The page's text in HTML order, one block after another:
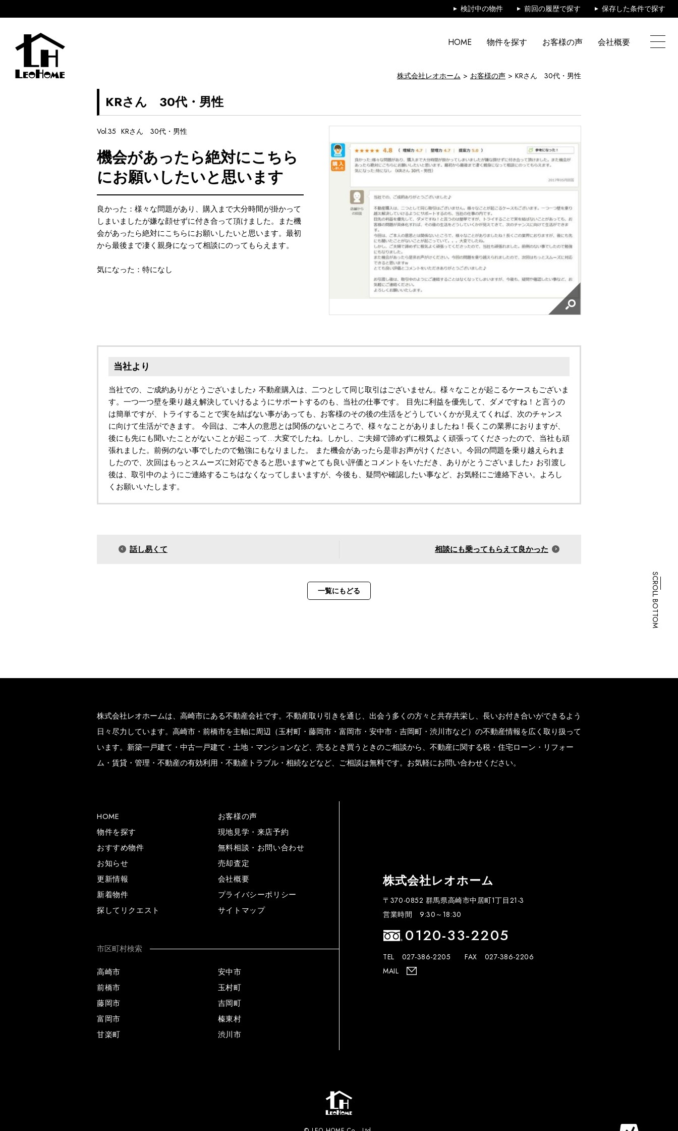
検討中の物件 前回の履歴で探す 保存した条件で探す
HOME 物件を探す お客様の声 会社概要
株式会社レオホーム お客様の声 KRさん 30代・男性
KRさん 30代・男性
Vol.35 KRさん 30代・男性
機会があったら絶対にこちら
にお願いしたいと思います
良かった：様々な問題があり、購入まで大分時間が掛かって
しまいましたが嫌な顔せずに付き合って頂けました。また機
会があったら絶対にこちらにお願いしたいと思います。最初
から最後まで凄く親身になって相談にのってもらえます。
気になった：特になし
当社より
当社での、ご成約ありがとうございました♪ 不動産購入は、二つとして同じ取引はございません。様々なことが起こるケースもございま
す。一つ一つ壁を乗り越え解決していけるようにサポートするのも、当社の仕事です。 目先に利益を優先して、ダメですね！と言うの
は簡単ですが、トライすることで実を結ばない事があっても、お客様のその後の生活をどうしていくかが見えてくれば、次のチャンス
に向けて生活ができます。 今回は、ご本人の意思とは関係のないところで、様々なことがありましたね！長くこの業界におりますが、
後にも先にも聞いたことがないことが起こって…大変でしたね。しかし、ご夫婦で諦めずに根気よく頑張ってくださったので、当社も頑
張れました。前例のない事でしたので勉強にもなりました。 また機会があったら是非お声がけください。今回の問題を乗り越えられま
したので、次回はもっとスムーズに対応できると思いますwとても良い評価とコメントをいただき、ありがとうございました♪ お引渡し
後は、取引中のようにご連絡するこちはなくなってしまいますが、今後も、疑問や確認したい事など、お気軽にご連絡下さい。よろし
くお願いいたします。
話し易くて 相談にも乗ってもらえて良かった
一覧にもどる
株式会社レオホームは、高崎市にある不動産会社です。不動産取り引きを通じ、出会う多くの方々と共存共栄し、長いお付き合いができるよう
日々尽力しています。高崎市・前橋市を主軸に周辺（玉村町・藤岡市・富岡市・安中市・吉岡町・渋川市など）の不動産情報を広く取り扱って
います。新築一戸建て・中古一戸建て・土地・マンションなど、売るとき買うときのご相談から、不動産に関する税・住宅ローン・リフォー
ム・賃貸・管理・不動産の有効利用・不動産トラブル・相続などなど、ご相談は無料です。お気軽にお問い合わせください。
HOME
物件を探す
おすすめ物件
お知らせ
更新情報
新着物件
探してリクエスト
お客様の声
現地見学・来店予約
無料相談・お問い合わせ
売却査定
会社概要
プライバシーポリシー
サイトマップ
市区町村検索
高崎市
前橋市
藤岡市
富岡市
甘楽町
安中市
玉村町
吉岡町
榛東村
渋川市
株式会社レオホーム
〒370-0852 群馬県高崎市中居町1丁目21-3
営業時間 9:30～18:30
0120-33-2205
TEL 027-386-2205
FAX 027-386-2206
MAIL
SCROLL BOTTOM